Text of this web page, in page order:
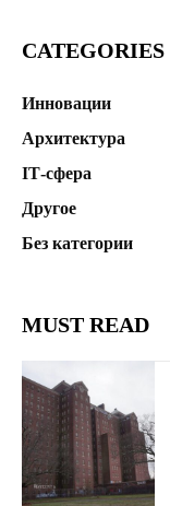
CATEGORIES
Инновации
Архитектура
ІТ-сфера
Другое
Без категории
MUST READ